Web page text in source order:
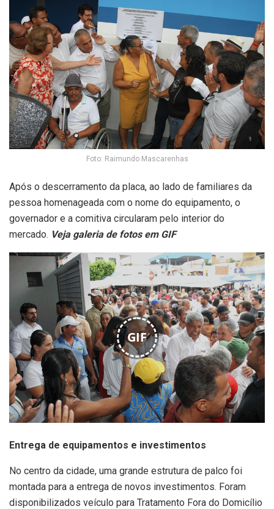
Foto: Raimundo Mascarenhas
Após o descerramento da placa, ao lado de familiares da
pessoa homenageada com o nome do equipamento, o
governador e a comitiva circularam pelo interior do
mercado. Veja galeria de fotos em GIF
GIF
Entrega de equipamentos e investimentos
No centro da cidade, uma grande estrutura de palco foi
montada para a entrega de novos investimentos. Foram
disponibilizados veículo para Tratamento Fora do Domicílio